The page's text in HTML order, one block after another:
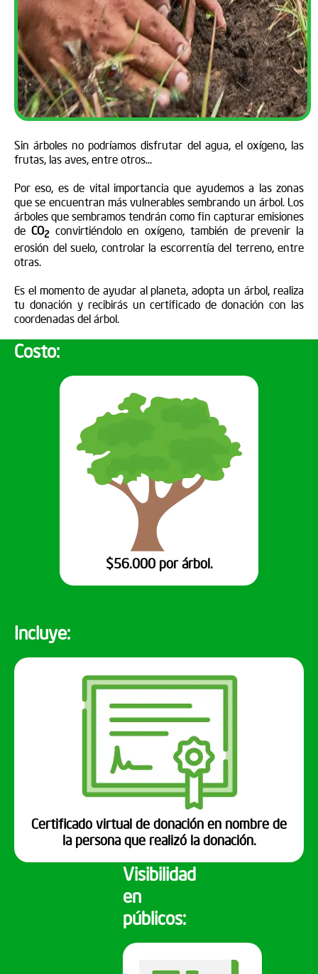
Sin árboles no podríamos disfrutar del agua, el oxígeno, las
frutas, las aves, entre otros...
Por eso, es de vital importancia que ayudemos a las zonas
que se encuentran más vulnerables sembrando un árbol. Los
árboles que sembramos tendrán como fin capturar emisiones
de CO2convirtiéndolo en oxígeno, también de prevenir la
erosión del suelo, controlar la escorrentía del terreno, entre
otras.
Es el momento de ayudar al planeta, adopta un árbol, realiza
tu donación y recibirás un certificado de donación con las
coordenadas del árbol.
Costo:
$56.000 por árbol.
Incluye:
Certificado virtual de donación en nombre de
la persona que realizó la donación.
Visibilidad
en
públicos: